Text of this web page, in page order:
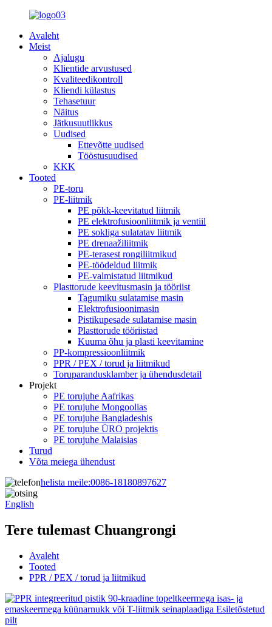
Avaleht
Meist
Ajalugu
Klientide arvustused
Kvaliteedikontroll
Kliendi külastus
Tehasetuur
Näitus
Jätkusuutlikkus
Uudised
Ettevõtte uudised
Tööstusuudised
KKK
Tooted
PE-toru
PE-liitmik
PE põkk-keevitatud liitmik
PE elektrofusioonliitmik ja ventiil
PE sokliga sulatatav liitmik
PE drenaažiliitmik
PE-terasest rongiliitmikud
PE-töödeldud liitmik
PE-valmistatud liitmikud
Plasttorude keevitusmasin ja tööriist
Tagumiku sulatamise masin
Elektrofusioonimasin
Pistikupesade sulatamise masin
Plasttorude tööriistad
Kuuma õhu ja plasti keevitamine
PP-kompressioonliitmik
PPR / PEX / torud ja liitmikud
Toruparandusklamber ja ühendusdetail
Projekt
PE torujuhe Aafrikas
PE torujuhe Mongoolias
PE torujuhe Bangladeshis
PE torujuhe ÜRO projektis
PE torujuhe Malaisias
Turud
Võta meiega ühendust
helista meile:0086-18180897627
English
Tere tulemast Chuangrongi
Avaleht
Tooted
PPR / PEX / torud ja liitmikud